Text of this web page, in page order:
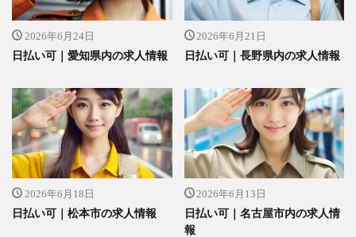
2026年6月24日
日払い可｜愛知県内の求人情報
2026年6月21日
日払い可｜長野県内の求人情報
2026年6月18日
日払い可｜松本市の求人情報
2026年6月13日
日払い可｜名古屋市内の求人情
報